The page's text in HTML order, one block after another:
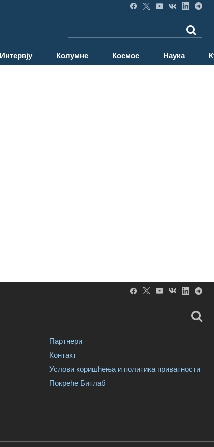
Интервју Колумне Космос Наука
Партнери
Контакт
Услови коришћења и политика приватности
Покреће Битлаб